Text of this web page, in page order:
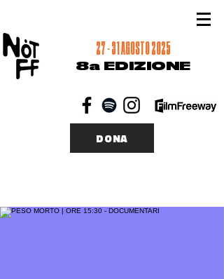
27 - 31 AGOSTO 2025
8a EDIZIONE
DONA